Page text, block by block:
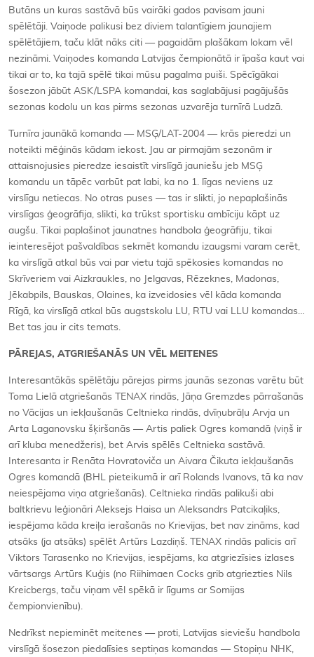
Butāns un kuras sastāvā būs vairāki gados pavisam jauni
spēlētāji. Vaiņode palikusi bez diviem talantīgiem jaunajiem
spēlētājiem, taču klāt nāks citi — pagaidām plašākam lokam vēl
nezināmi. Vaiņodes komanda Latvijas čempionātā ir īpaša kaut vai
tikai ar to, ka tajā spēlē tikai mūsu pagalma puiši. Spēcīgākai
šosezon jābūt ASK/LSPA komandai, kas saglabājusi pagājušās
sezonas kodolu un kas pirms sezonas uzvarēja turnīrā Ludzā.
Turnīra jaunākā komanda — MSĢ/LAT-2004 — krās pieredzi un
noteikti mēģinās kādam iekost. Jau ar pirmajām sezonām ir
attaisnojusies pieredze iesaistīt virslīgā jauniešu jeb MSĢ
komandu un tāpēc varbūt pat labi, ka no 1. līgas neviens uz
virslīgu netiecas. No otras puses — tas ir slikti, jo nepaplašinās
virslīgas ģeogrāfija, slikti, ka trūkst sportisku ambīciju kāpt uz
augšu. Tikai paplašinot jaunatnes handbola ģeogrāfiju, tikai
ieinteresējot pašvaldības sekmēt komandu izaugsmi varam cerēt,
ka virslīgā atkal būs vai par vietu tajā spēkosies komandas no
Skrīveriem vai Aizkraukles, no Jelgavas, Rēzeknes, Madonas,
Jēkabpils, Bauskas, Olaines, ka izveidosies vēl kāda komanda
Rīgā, ka virslīgā atkal būs augstskolu LU, RTU vai LLU komandas…
Bet tas jau ir cits temats.
PĀREJAS, ATGRIEŠANĀS UN VĒL MEITENES
Interesantākās spēlētāju pārejas pirms jaunās sezonas varētu būt
Toma Lielā atgriešanās TENAX rindās, Jāņa Gremzdes pārrašanās
no Vācijas un iekļaušanās Celtnieka rindās, dvīņubrāļu Arvja un
Arta Laganovsku šķiršanās — Artis paliek Ogres komandā (viņš ir
arī kluba menedžeris), bet Arvis spēlēs Celtnieka sastāvā.
Interesanta ir Renāta Hovratoviča un Aivara Čikuta iekļaušanās
Ogres komandā (BHL pieteikumā ir arī Rolands Ivanovs, tā ka nav
neiespējama viņa atgriešanās). Celtnieka rindās palikuši abi
baltkrievu leģionāri Aleksejs Haisa un Aleksandrs Patcikaļiks,
iespējama kāda kreiļa ierašanās no Krievijas, bet nav zināms, kad
atsāks (ja atsāks) spēlēt Artūrs Lazdiņš. TENAX rindās palicis arī
Viktors Tarasenko no Krievijas, iespējams, ka atgriezīsies izlases
vārtsargs Artūrs Kuģis (no Riihimaen Cocks grib atgriezties Nils
Kreicbergs, taču viņam vēl spēkā ir līgums ar Somijas
čempionvienību).
Nedrīkst nepieminēt meitenes — proti, Latvijas sieviešu handbola
virslīgā šosezon piedalīsies septiņas komandas — Stopiņu NHK,